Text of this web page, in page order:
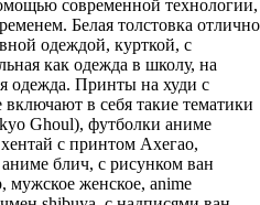
современной технологии,
Белая толстовка отлично
одеждой, курткой, с
как одежда в школу, на
одежда. Принты на худи с
в себя такие тематики
Ghoul), футболки аниме
с принтом Ахегао,
блич, с рисунком ван
мужское женское, anime